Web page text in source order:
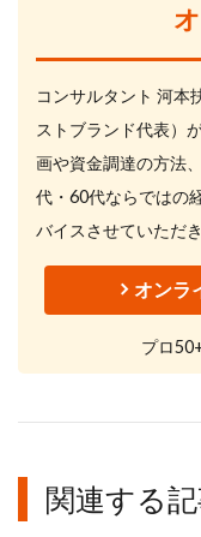
コンサルタント 河本
ストブランド代表）
画や資金調達の方法
代・60代ならではの
バイスさせていただき
オンラ
プロ
関連する